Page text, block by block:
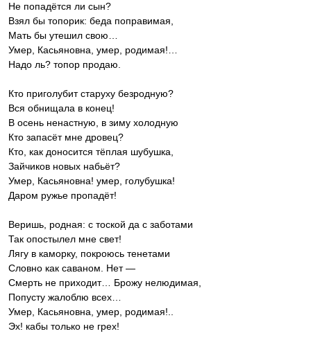
‎Не попадётся ли сын?
Взял бы топорик: беда поправимая,
‎Мать бы утешил свою…
Умер, Касьяновна, умер, родимая!…
‎Надо ль? топор продаю.
Кто приголубит старуху безродную?
‎Вся обнищала в конец!
В осень ненастную, в зиму холодную
‎Кто запасёт мне дровец?
Кто, как доносится тёплая шубушка,
‎Зайчиков новых набьёт?
Умер, Касьяновна! умер, голубушка!
‎Даром ружье пропадёт!
Веришь, родная: с тоской да с заботами
‎Так опостылел мне свет!
Лягу в каморку, покроюсь тенетами
‎Словно как саваном. Нет —
Смерть не приходит… Брожу нелюдимая,
‎Попусту жалоблю всех…
Умер, Касьяновна, умер, родимая!..
‎Эх! кабы только не грех!